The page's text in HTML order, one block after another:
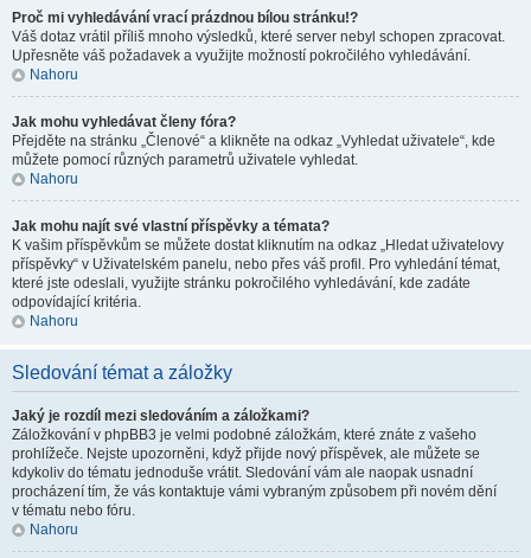
Proč mi vyhledávání vrací prázdnou bílou stránku!?
Váš dotaz vrátil příliš mnoho výsledků, které server nebyl schopen zpracovat.
Upřesněte váš požadavek a využijte možností pokročilého vyhledávání.
Nahoru
Jak mohu vyhledávat členy fóra?
Přejděte na stránku „Členové“ a klikněte na odkaz „Vyhledat uživatele“, kde
můžete pomocí různých parametrů uživatele vyhledat.
Nahoru
Jak mohu najít své vlastní příspěvky a témata?
K vašim příspěvkům se můžete dostat kliknutím na odkaz „Hledat uživatelovy
příspěvky“ v Uživatelském panelu, nebo přes váš profil. Pro vyhledání témat,
které jste odeslali, využijte stránku pokročilého vyhledávání, kde zadáte
odpovídající kritéria.
Nahoru
Sledování témat a záložky
Jaký je rozdíl mezi sledováním a záložkami?
Záložkování v phpBB3 je velmi podobné záložkám, které znáte z vašeho
prohlížeče. Nejste upozorněni, když přijde nový příspěvek, ale můžete se
kdykoliv do tématu jednoduše vrátit. Sledování vám ale naopak usnadní
procházení tím, že vás kontaktuje vámi vybraným způsobem při novém dění
v tématu nebo fóru.
Nahoru